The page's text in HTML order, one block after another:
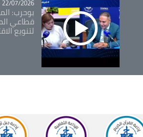
22/07/2026 - 12:13
بوحرب:
قطاعي
لتنويع